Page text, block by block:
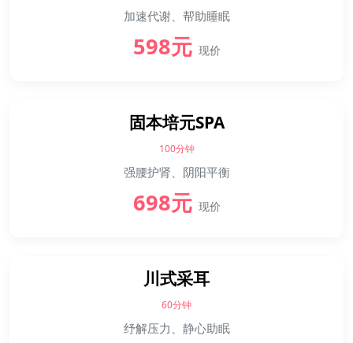
加速代谢、帮助睡眠
598元 现价
固本培元SPA
100分钟
强腰护肾、阴阳平衡
698元 现价
川式采耳
60分钟
纾解压力、静心助眠